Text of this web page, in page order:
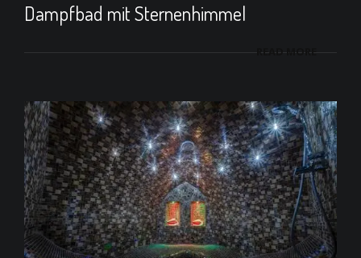
Dampfbad mit Sternenhimmel
READ MORE